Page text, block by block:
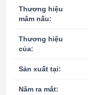
Thương hiệu
mâm nấu:
Thương hiệu
của:
Sản xuất tại:
Năm ra mắt: